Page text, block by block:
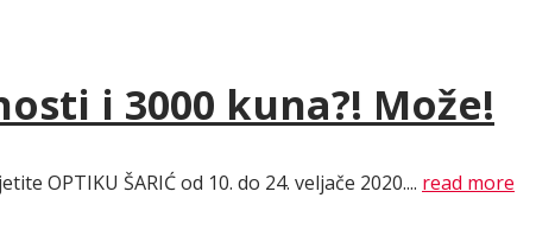
i 3000 kuna?! Može!
OPTIKU ŠARIĆ od 10. do 24. veljače 2020.... read more